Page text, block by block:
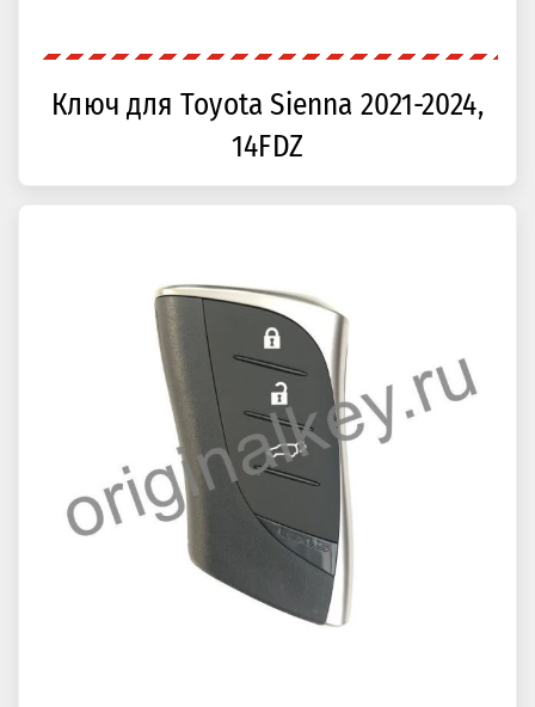
Ключ для Toyota Sienna 2021-2024,
14FDZ